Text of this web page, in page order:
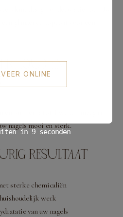
kleur, design of decoratie toe. Uw
glanzende topcoat voor een
EN
en kunnen 3 tot 4 weken meegaan.
nagels mooi en sterk.
RESULTAAT
sterke chemicaliën
werk
van uw nagels
ONLINE
in 8 seconden